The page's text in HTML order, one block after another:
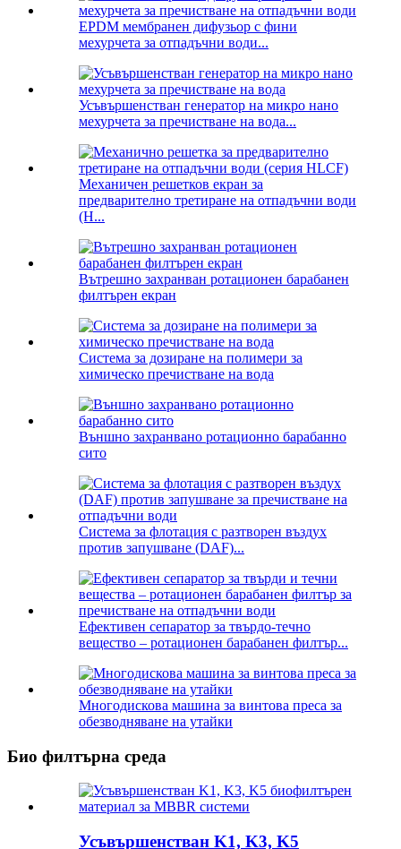
EPDM мембранен дифузьор с фини
мехурчета за отпадъчни води...
Усъвършенстван генератор на микро нано
мехурчета за пречистване на вода...
Механичен решетков екран за
предварително третиране на отпадъчни води
(H...
Вътрешно захранван ротационен барабанен
филтърен екран
Система за дозиране на полимери за
химическо пречистване на вода
Външно захранвано ротационно барабанно
сито
Система за флотация с разтворен въздух
против запушване (DAF)...
Ефективен сепаратор за твърдо-течно
вещество – ротационен барабанен филтър...
Многодискова машина за винтова преса за
обезводняване на утайки
Био филтърна среда
Усъвършенстван K1, K3, K5